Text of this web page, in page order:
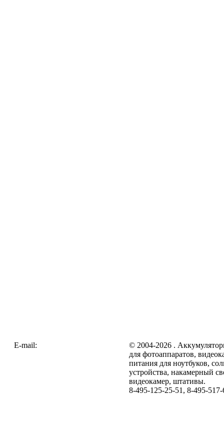
E-mail:
© 2004-2026 .
для фотоаппаратов,
питания для ноутбуков,
устройства, накамерный
видеокамер, штативы.
8-495-125-25-51, 8-495-